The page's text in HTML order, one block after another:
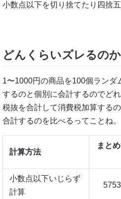
小数点以下を切り捨てたり四捨
どんくらいズレるのか
1〜1000円の商品を100個ランダ
するのと個別に会計するのでど
税抜を合計して消費税加算する
合計するのを比べるってことね。
計算方法
まと
小数点以下いじらず
計算